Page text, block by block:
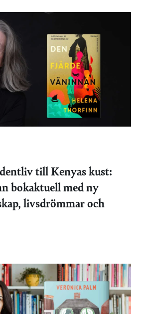
till Kenyas kust:
bokaktuell med ny
livsdrömmar och